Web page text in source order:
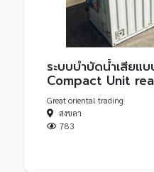
ระบบบำบัดน้ำเสียแ
Compact Unit
Great oriental trading
สงขลา
783